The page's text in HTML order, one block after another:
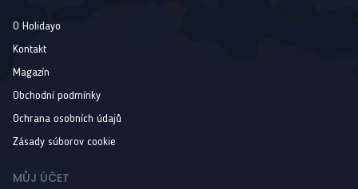
O Holidayo
Kontakt
Magazín
Obchodní podmínky
Ochrana osobních údajů
Zásady súborov cookie
MŮJ ÚČET